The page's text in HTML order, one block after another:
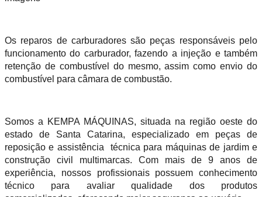
Os reparos de carburadores são peças responsáveis pelo
funcionamento do carburador, fazendo a injeção e também
retenção de combustível do mesmo, assim como envio do
combustível para câmara de combustão.
Somos a KEMPA MÁQUINAS, situada na região oeste do
estado de Santa Catarina, especializado em peças de
reposição e assistência técnica para máquinas de jardim e
construção civil multimarcas. Com mais de 9 anos de
experiência, nossos profissionais possuem conhecimento
técnico para avaliar qualidade dos produtos